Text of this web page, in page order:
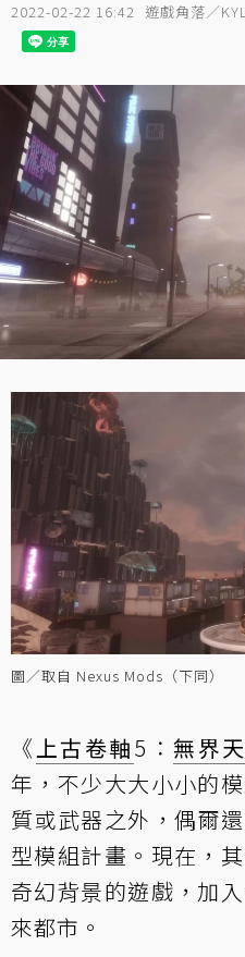
2022-02-22 16:42 遊戲角落／
圖／取自 Nexus Mods（下同）
《 上古卷軸5：無界
年，不少大大小小的
質或武器之外，偶爾
型模組計畫。現在，
奇幻背景的遊戲，加
來都市。